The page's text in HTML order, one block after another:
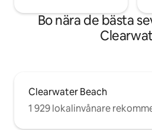
Bo nära de bästa
Clearwater Beach
1 929 lokalinvånare